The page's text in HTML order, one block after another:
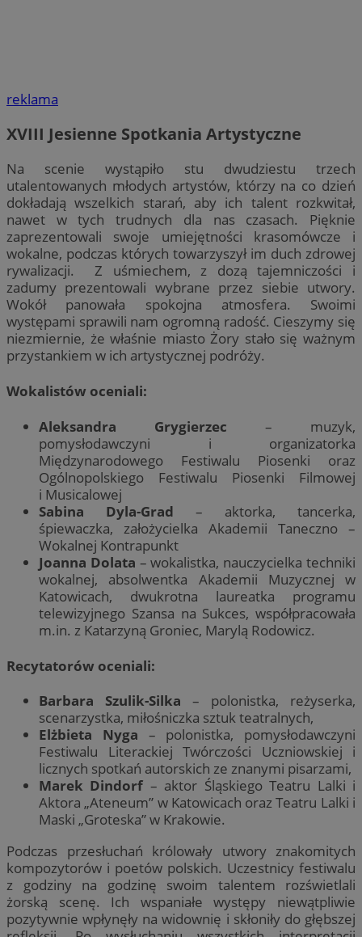
reklama
XVIII Jesienne Spotkania Artystyczne
Na scenie wystąpiło stu dwudziestu trzech
utalentowanych młodych artystów, którzy na co dzień
dokładają wszelkich starań, aby ich talent rozkwitał,
nawet w tych trudnych dla nas czasach. Pięknie
zaprezentowali swoje umiejętności krasomówcze i
wokalne, podczas których towarzyszył im duch zdrowej
rywalizacji. Z uśmiechem, z dozą tajemniczości i
zadumy prezentowali wybrane przez siebie utwory.
Wokół panowała spokojna atmosfera. Swoimi
występami sprawili nam ogromną radość. Cieszymy się
niezmiernie, że właśnie miasto Żory stało się ważnym
przystankiem w ich artystycznej podróży.
Wokalistów oceniali:
Aleksandra Grygierzec – muzyk,
pomysłodawczyni i organizatorka
Międzynarodowego Festiwalu Piosenki oraz
Ogólnopolskiego Festiwalu Piosenki Filmowej
i Musicalowej
Sabina Dyla-Grad – aktorka, tancerka,
śpiewaczka, założycielka Akademii Taneczno –
Wokalnej Kontrapunkt
Joanna Dolata – wokalistka, nauczycielka techniki
wokalnej, absolwentka Akademii Muzycznej w
Katowicach, dwukrotna laureatka programu
telewizyjnego Szansa na Sukces, współpracowała
m.in. z Katarzyną Groniec, Marylą Rodowicz.
Recytatorów oceniali:
Barbara Szulik-Silka – polonistka, reżyserka,
scenarzystka, miłośniczka sztuk teatralnych,
Elżbieta Nyga – polonistka, pomysłodawczyni
Festiwalu Literackiej Twórczości Uczniowskiej i
licznych spotkań autorskich ze znanymi pisarzami,
Marek Dindorf – aktor Śląskiego Teatru Lalki i
Aktora „Ateneum” w Katowicach oraz Teatru Lalki i
Maski „Groteska” w Krakowie.
Podczas przesłuchań królowały utwory znakomitych
kompozytorów i poetów polskich. Uczestnicy festiwalu
z godziny na godzinę swoim talentem rozświetlali
żorską scenę. Ich wspaniałe występy niewątpliwie
pozytywnie wpłynęły na widownię i skłoniły do głębszej